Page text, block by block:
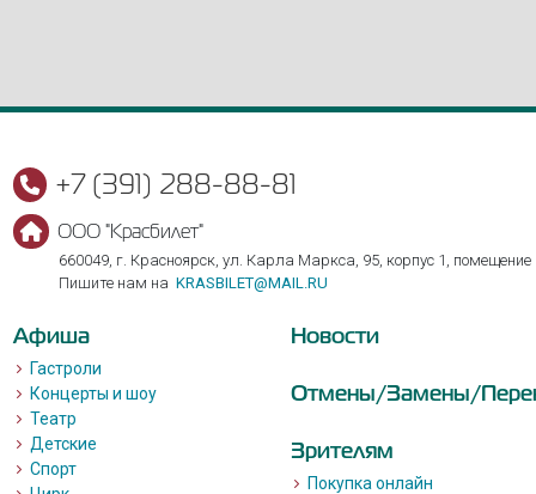
+7 (391) 288-88-81
ООО "Красбилет"
660049, г. Красноярск, ул. Карла Маркса, 95, корпус 1, помещение
Пишите нам на KRASBILET@MAIL.RU
Афиша
Гастроли
Концерты и шоу
Театр
Детские
Спорт
Новости
Отмены/Замены/
Зрителям
Покупка онлайн